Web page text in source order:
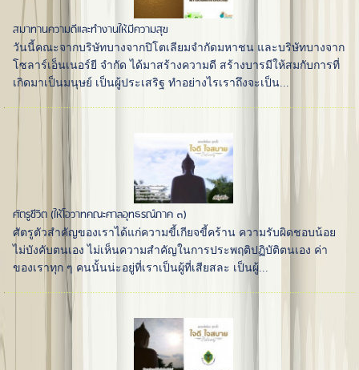
สมาทานความดีและทำงานให้มีความสุข
วันนี้คณะจากบริษัทบางจากปิโตเลียมจำกัดมหาชน และบริษัทบางจาก
โซลาร์เอ็นเนอร์ยี จำกัด ได้มาสร้างความดี สร้างบารมีให้สมกับการที่
เกิดมาเป็นมนุษย์ เป็นผู้ประเสริฐ ทำอย่างไรเราถึงจะเป็น...
ศัตรูชีวิต (ให้โอวาทคณะศาลอุทธรณ์ภาค ๓)
ศัตรูตัวสำคัญของเราได้แก่ความขี้เกียจขี้คร้าน ความรับผิดชอบน้อย
ไม่บังคับตนเอง ไม่เห็นความสำคัญในการประพฤติปฏิบัติตนเอง ค่า
ของเราทุก ๆ คนนั้นน่ะอยู่ที่เราเป็นผู้ที่เสียสละ เป็นผู้...